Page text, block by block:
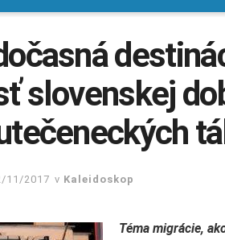
slovenskej
11/2017 v Kaleidoskop
Téma migrácie,